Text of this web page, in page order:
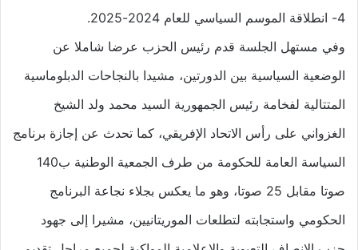
4- انطلاقة الموسم السياسي للعام 2024-2025.
وفي مستهل الجلسة قدم رئيس الحزب عرضا شاملا عن
الوضعية السياسية بين الدورتين، مشيدا بالنجاحات الدبلوماسية
المتتالية لفخامة رئيس الجمهورية السيد محمد ولد الشيخ
الغزواني على رأس الاتحاد الإفريقي، كما تحدث عن إجازة برنامج
السياسة العامة للحكومة من طرف الجمعية الوطنية ب140
صوتا مقابل 25 صوتا، وهو ما يعكس بجلاء نجاعة البرنامج
الحكومي واستجابته لتطلعات الموريتانيين، مشيرا إلى جهود